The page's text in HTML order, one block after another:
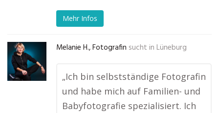
Mehr Infos
Melanie H., Fotografin sucht in Lüneburg
„Ich bin selbstständige Fotografin
und habe mich auf Familien- und
Babyfotografie spezialisiert. Ich